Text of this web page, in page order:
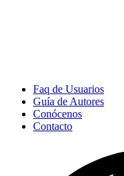
Faq de Usuarios
Guía de Autores
Conócenos
Contacto